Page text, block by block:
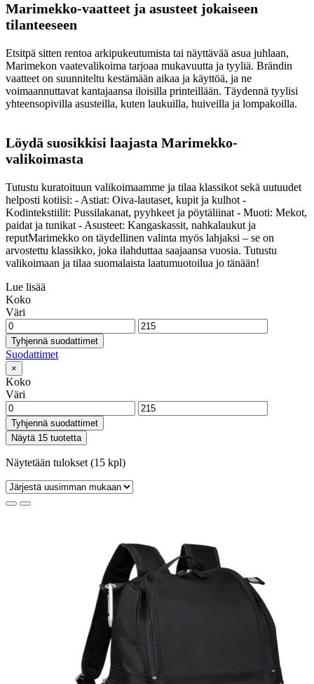
Marimekko-vaatteet ja asusteet jokaiseen
tilanteeseen
Etsitpä sitten rentoa arkipukeutumista tai näyttävää asua juhlaan,
Marimekon vaatevalikoima tarjoaa mukavuutta ja tyyliä. Brändin
vaatteet on suunniteltu kestämään aikaa ja käyttöä, ja ne
voimaannuttavat kantajaansa iloisilla printeillään. Täydennä tyylisi
yhteensopivilla asusteilla, kuten laukuilla, huiveilla ja lompakoilla.
Löydä suosikkisi laajasta Marimekko-
valikoimasta
Tutustu kuratoituun valikoimaamme ja tilaa klassikot sekä uutuudet
helposti kotiisi: - Astiat: Oiva-lautaset, kupit ja kulhot -
Kodintekstiilit: Pussilakanat, pyyhkeet ja pöytäliinat - Muoti: Mekot,
paidat ja tunikat - Asusteet: Kangaskassit, nahkalaukut ja
reputMarimekko on täydellinen valinta myös lahjaksi – se on
arvostettu klassikko, joka ilahduttaa saajaansa vuosia. Tutustu
valikoimaan ja tilaa suomalaista laatumuotoilua jo tänään!
Lue lisää
Koko
Väri
Tyhjennä suodattimet
Suodattimet
×
Koko
Väri
Tyhjennä suodattimet
Näytä 15 tuotetta
Näytetään tulokset (15 kpl)